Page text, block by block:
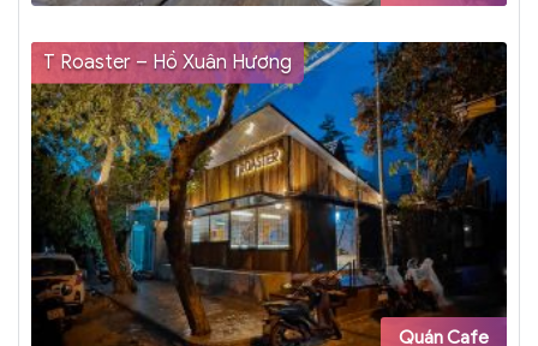
T Roaster – Hồ Xuân Hương
Quán Cafe